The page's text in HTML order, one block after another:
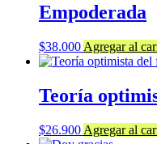
Empoderada
$38.000 Agregar al
Teoría
$26.900 Agregar al